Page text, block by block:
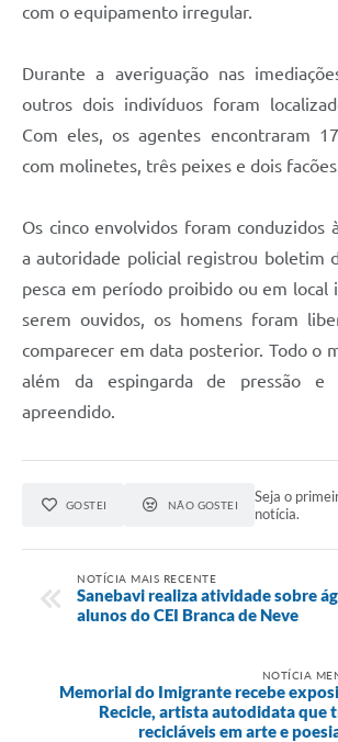
com o equipamento irregular.
Durante a averiguação nas
outros dois indivíduos foram
Com eles, os agentes encontraram
com molinetes, três peixes e dois facões.
Os cinco envolvidos foram conduzidos
a autoridade policial registrou boletim
pesca em período proibido ou em local
serem ouvidos, os homens foram
comparecer em data posterior. Todo o
além da espingarda de pressão e
apreendido.
GOSTEI NÃO GOSTEI
Seja o
notícia.
NOTÍCIA MAIS RECENTE
Sanebavi realiza atividade sobre
alunos do CEI Branca de Neve
NOTÍCIA
Memorial do Imigrante recebe
Recicle, artista autodidata que
recicláveis em arte e